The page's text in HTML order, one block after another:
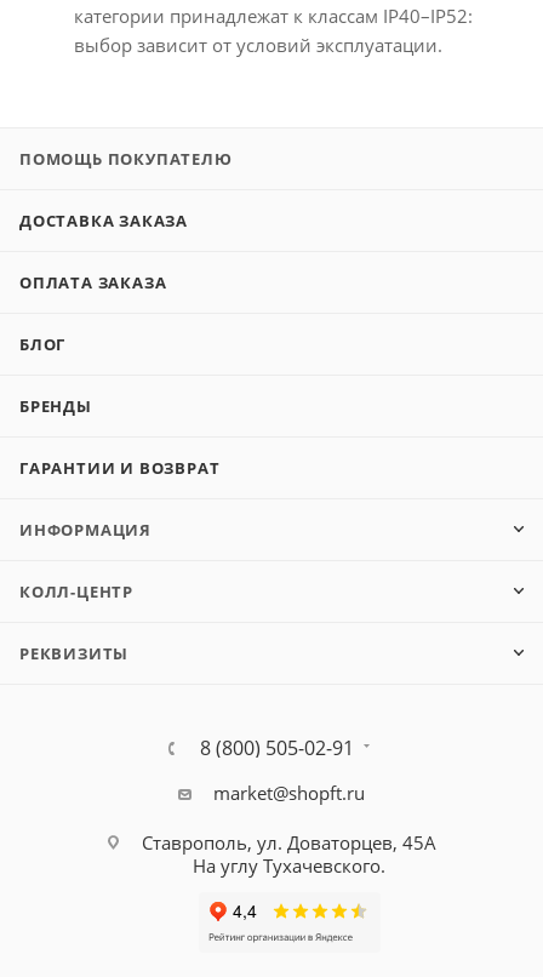
категории принадлежат к классам IP40–IP52:
выбор зависит от условий эксплуатации.
ПОМОЩЬ ПОКУПАТЕЛЮ
ДОСТАВКА ЗАКАЗА
ОПЛАТА ЗАКАЗА
БЛОГ
БРЕНДЫ
ГАРАНТИИ И ВОЗВРАТ
ИНФОРМАЦИЯ
КОЛЛ-ЦЕНТР
РЕКВИЗИТЫ
8 (800) 505-02-91
market@shopft.ru
Ставрополь, ул. Доваторцев, 45А
На углу Тухачевского.